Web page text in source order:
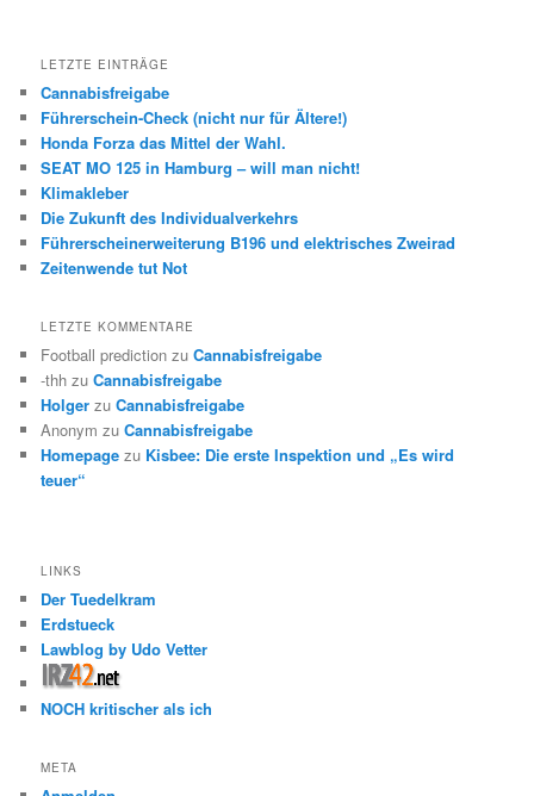
LETZTE EINTRÄGE
Cannabisfreigabe
Führerschein-Check (nicht nur für Ältere!)
Honda Forza das Mittel der Wahl.
SEAT MO 125 in Hamburg – will man nicht!
Klimakleber
Die Zukunft des Individualverkehrs
Führerscheinerweiterung B196 und elektrisches Zweirad
Zeitenwende tut Not
LETZTE KOMMENTARE
Football prediction zuCannabisfreigabe
-thh zuCannabisfreigabe
Holger zuCannabisfreigabe
Anonym zuCannabisfreigabe
Homepage zu Kisbee: Die erste Inspektion und „Es wird
teuer“
LINKS
Der Tuedelkram
Erdstueck
Lawblog by Udo Vetter
NOCH kritischer als ich
META